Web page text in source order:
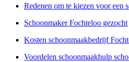
Redenen om te kiezen voor een
Schoonmaker Fochteloo gezocht
Kosten schoonmaakbedrijf
Voordelen schoonmaakhulp